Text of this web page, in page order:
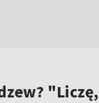
"Liczę,